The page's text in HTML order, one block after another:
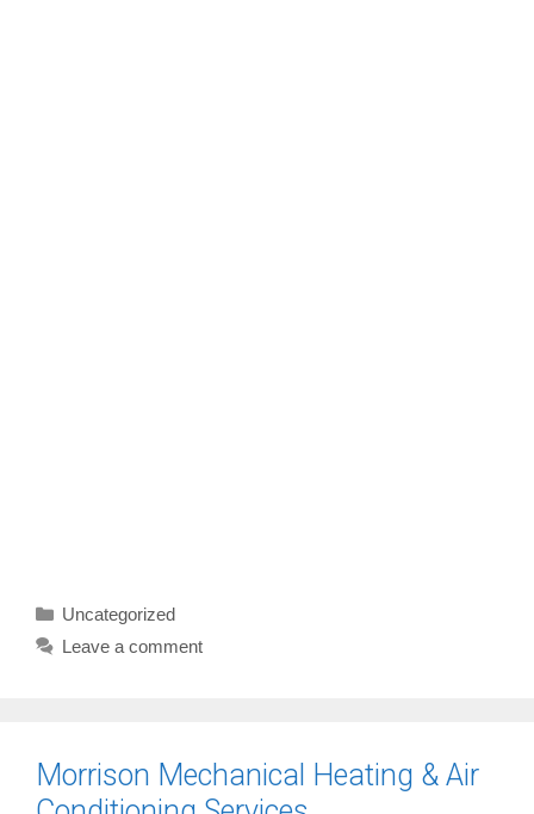
Categories
Uncategorized
Leave a comment
Morrison Mechanical Heating & Air